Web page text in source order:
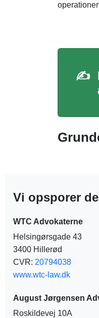
✍️
Vi opsporer
WTC Advokaterne
Helsingørsgade 43
3400 Hillerød
CVR: 20794038
www.wtc-law.dk
August Jørgensen
Roskildevej 10A